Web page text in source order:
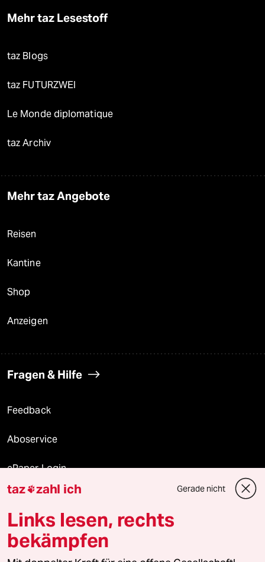
Mehr taz Lesestoff
taz Blogs
taz FUTURZWEI
Le Monde diplomatique
taz Archiv
Mehr taz Angebote
Reisen
Kantine
Shop
Anzeigen
Fragen & Hilfe
Feedback
Aboservice
ePaper Login
Downloads für Abonnierende
© 2026 taz Verlags und Vertriebs GmbH
taz zahl ich Gerade nicht
Links lesen, rechts
bekämpfen